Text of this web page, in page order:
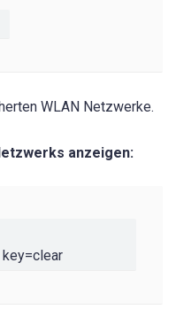
WLAN Netzwerke.
anzeigen:
key=clear